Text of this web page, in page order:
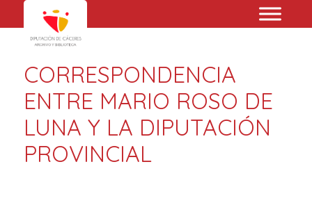
CORRESPONDENCIA
ENTRE MARIO ROSO DE
LUNA Y LA DIPUTACIÓN
PROVINCIAL